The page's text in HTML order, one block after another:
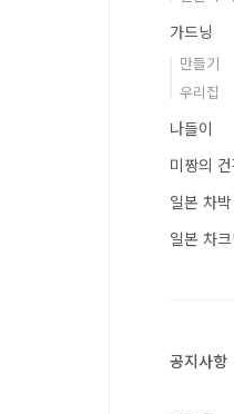
가드닝
만들기
우리집
나들이
미짱의
일본 차
일본 차
공지사항